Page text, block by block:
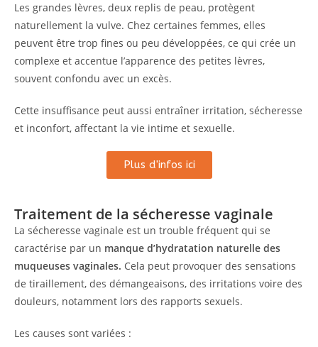
Les grandes lèvres, deux replis de peau, protègent
naturellement la vulve. Chez certaines femmes, elles
peuvent être trop fines ou peu développées, ce qui crée un
complexe et accentue l’apparence des petites lèvres,
souvent confondu avec un excès.
Cette insuffisance peut aussi entraîner irritation, sécheresse
et inconfort, affectant la vie intime et sexuelle.
Plus d'infos ici
Traitement de la sécheresse vaginale
La sécheresse vaginale est un trouble fréquent qui se
caractérise par un manque d’hydratation naturelle des
muqueuses vaginales. Cela peut provoquer des sensations
de tiraillement, des démangeaisons, des irritations voire des
douleurs, notamment lors des rapports sexuels.
Les causes sont variées :